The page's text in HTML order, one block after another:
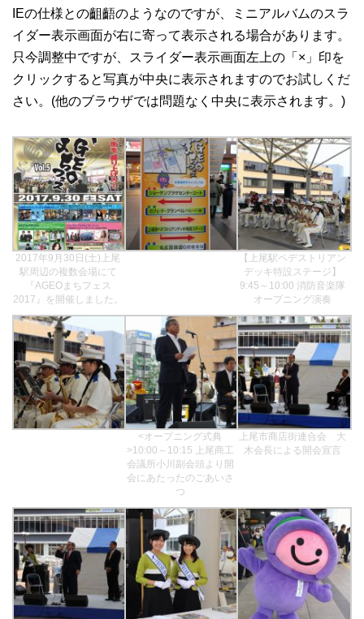
IEの仕様との齟齬のようなのですが、ミニアルバムのスラ
イダー表示画面が右に寄って表示される場合があります。
只今調整中ですが、スライダー表示画面左上の「×」印を
クリックすると写真が中央に表示されますのでお試しくだ
さい。(他のブラウザでは問題なく中央に表示されます。)
2017年9月30日(土)上尾
駅周辺の複数会場にて
『AGEOまちフェス
2017』を開催しました。
【上尾駅ペデストリアン
デッキ特設ステージ】
9:45～10:00 消防音楽隊
オープニング演奏
<オープニング式典
>10:00～10:15 上尾商工
会議所小川副会頭より開
会にあたったのごあいさ
つ
上尾市商店街連合会 大
木会長による開会宣言